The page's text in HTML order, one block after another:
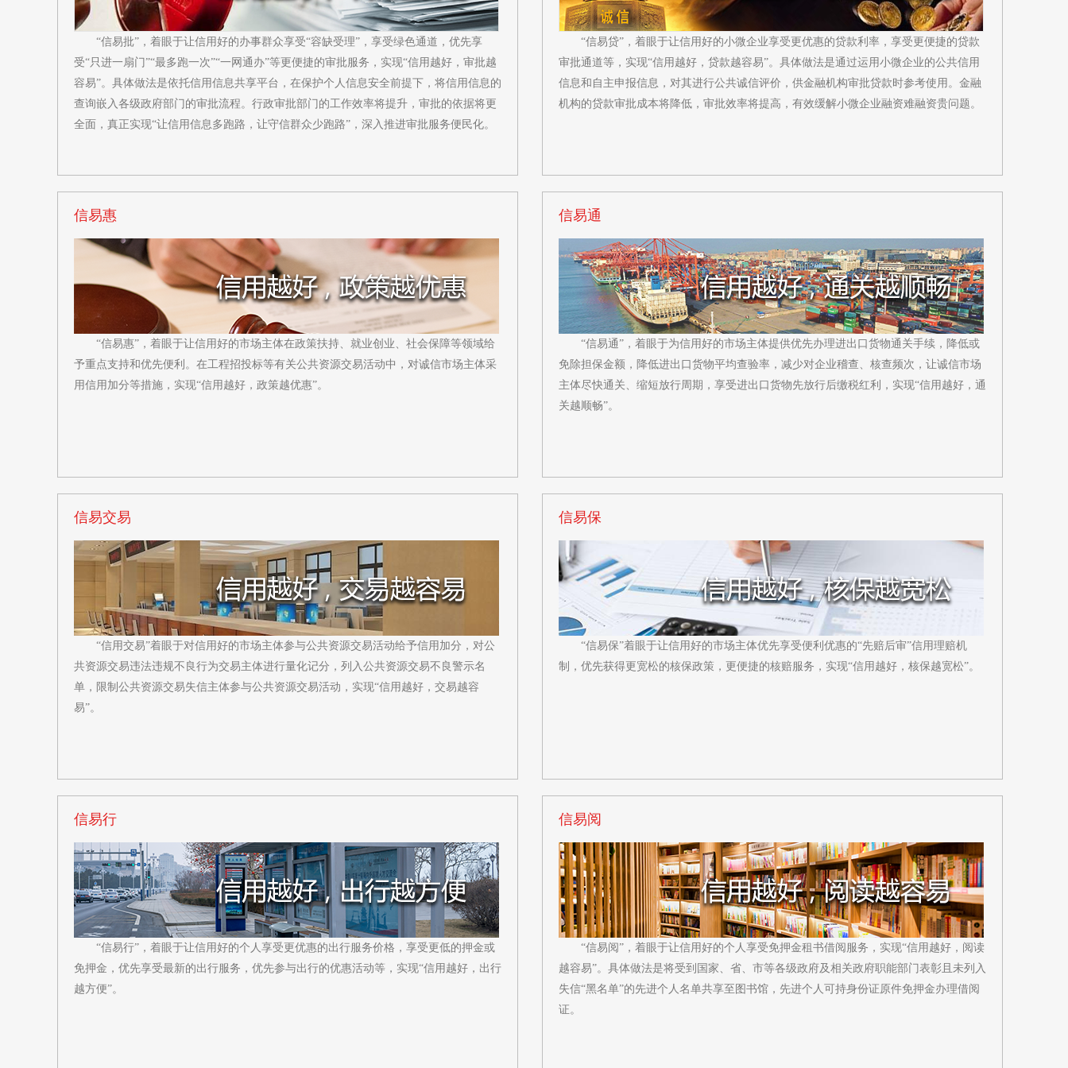
“信易批”，着眼于让信用好的办事群众享受“容缺受理”，享受绿色通道，优先享
受“只进一扇门”“最多跑一次”“一网通办”等更便捷的审批服务，实现“信用越好，审批越
容易”。具体做法是依托信用信息共享平台，在保护个人信息安全前提下，将信用信息的
查询嵌入各级政府部门的审批流程。行政审批部门的工作效率将提升，审批的依据将更
全面，真正实现“让信用信息多跑路，让守信群众少跑路”，深入推进审批服务便民化。
“信易贷”，着眼于让信用好的小微企业享受更优惠的贷款利率，享受更便捷的贷款
审批通道等，实现“信用越好，贷款越容易”。具体做法是通过运用小微企业的公共信用
信息和自主申报信息，对其进行公共诚信评价，供金融机构审批贷款时参考使用。金融
机构的贷款审批成本将降低，审批效率将提高，有效缓解小微企业融资难融资贵问题。
信易惠
“信易惠”，着眼于让信用好的市场主体在政策扶持、就业创业、社会保障等领域给
予重点支持和优先便利。在工程招投标等有关公共资源交易活动中，对诚信市场主体采
用信用加分等措施，实现“信用越好，政策越优惠”。
信易通
“信易通”，着眼于为信用好的市场主体提供优先办理进出口货物通关手续，降低或
免除担保金额，降低进出口货物平均查验率，减少对企业稽查、核查频次，让诚信市场
主体尽快通关、缩短放行周期，享受进出口货物先放行后缴税红利，实现“信用越好，通
关越顺畅”。
信易交易
“信用交易”着眼于对信用好的市场主体参与公共资源交易活动给予信用加分，对公
共资源交易违法违规不良行为交易主体进行量化记分，列入公共资源交易不良警示名
单，限制公共资源交易失信主体参与公共资源交易活动，实现“信用越好，交易越容
易”。
信易保
“信易保”着眼于让信用好的市场主体优先享受便利优惠的“先赔后审”信用理赔机
制，优先获得更宽松的核保政策，更便捷的核赔服务，实现“信用越好，核保越宽松”。
信易行
“信易行”，着眼于让信用好的个人享受更优惠的出行服务价格，享受更低的押金或
免押金，优先享受最新的出行服务，优先参与出行的优惠活动等，实现“信用越好，出行
越方便”。
信易阅
“信易阅”，着眼于让信用好的个人享受免押金租书借阅服务，实现“信用越好，阅读
越容易”。具体做法是将受到国家、省、市等各级政府及相关政府职能部门表彰且未列入
失信“黑名单”的先进个人名单共享至图书馆，先进个人可持身份证原件免押金办理借阅
证。